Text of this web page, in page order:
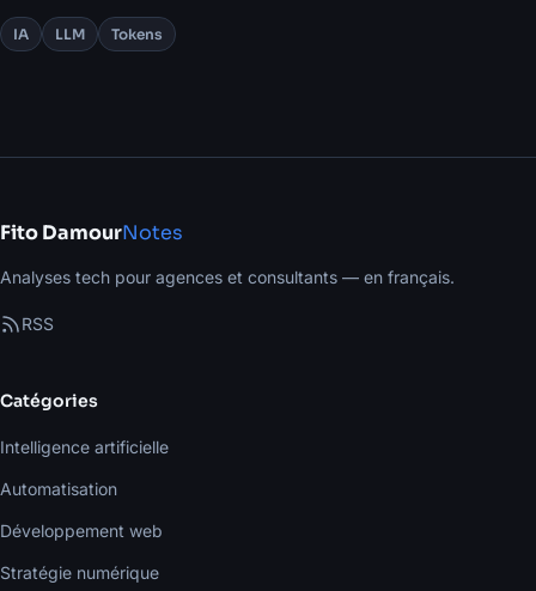
choix.
IA LLM Tokens
Fito DamourNotes
Analyses tech pour agences et consultants — en français.
RSS
Catégories
Intelligence artificielle
Automatisation
Développement web
Stratégie numérique